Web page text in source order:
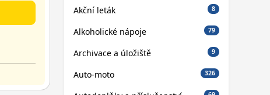
Akční leták 8
Alkoholické nápoje 79
Archivace a úložiště 9
Auto-moto 326